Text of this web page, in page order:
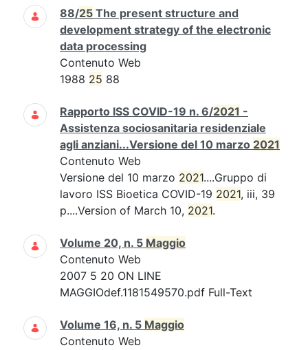
88/25 The present structure and
development strategy of the electronic
data processing
Contenuto Web
1988 25 88
Rapporto ISS COVID-19 n. 6/2021 -
Assistenza sociosanitaria residenziale
agli anziani...Versione del 10 marzo 2021
Contenuto Web
Versione del 10 marzo 2021....Gruppo di
lavoro ISS Bioetica COVID-19 2021, iii, 39
p....Version of March 10, 2021.
Volume 20, n. 5 Maggio
Contenuto Web
2007 5 20 ON LINE
MAGGIOdef.1181549570.pdf Full-Text
Volume 16, n. 5 Maggio
Contenuto Web